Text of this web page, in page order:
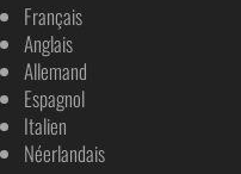
Français
Anglais
Allemand
Espagnol
Italien
Néerlandais